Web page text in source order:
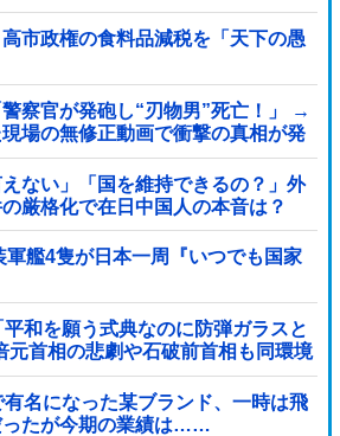
市政権の食料品減税を「天下の愚
警察官が発砲し“刃物男”死亡！」 →
場の無修正動画で衝撃の真相が発
えない」「国を維持できるの？」外
厳格化で在日中国人の本音は？
軍艦4隻が日本一周『いつでも国家
和を願う式典なのに防弾ガラスと
元首相の悲劇や石破前首相も同環境
有名になった某ブランド、一時は飛
ったが今期の業績は……